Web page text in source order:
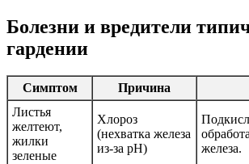
Болезни и вредители
гардении
Симптом Причина
Листья
желтеют,
жилки
зеленые
Хлороз
(нехватка железа
из-за pH)
железа.